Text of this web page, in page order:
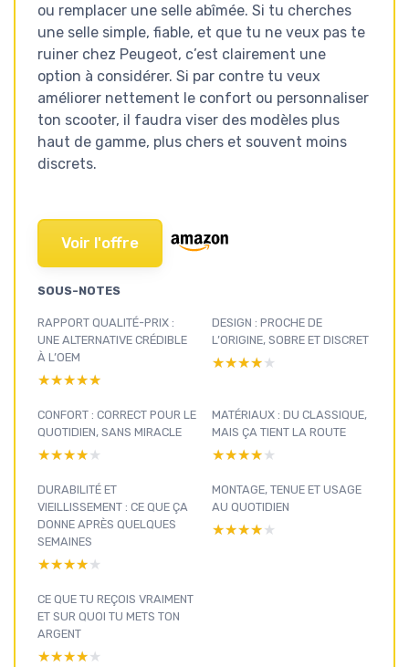
ou remplacer une selle abîmée. Si tu cherches
une selle simple, fiable, et que tu ne veux pas te
ruiner chez Peugeot, c’est clairement une
option à considérer. Si par contre tu veux
améliorer nettement le confort ou personnaliser
ton scooter, il faudra viser des modèles plus
haut de gamme, plus chers et souvent moins
discrets.
Voir l'offre
SOUS-NOTES
RAPPORT QUALITÉ-PRIX :
UNE ALTERNATIVE CRÉDIBLE
À L’OEM
★★★★★
★★★★★
DESIGN : PROCHE DE
L’ORIGINE, SOBRE ET DISCRET
★★★★★
★★★★★
CONFORT : CORRECT POUR LE
QUOTIDIEN, SANS MIRACLE
★★★★★
★★★★★
MATÉRIAUX : DU CLASSIQUE,
MAIS ÇA TIENT LA ROUTE
★★★★★
★★★★★
DURABILITÉ ET
VIEILLISSEMENT : CE QUE ÇA
DONNE APRÈS QUELQUES
SEMAINES
★★★★★
★★★★★
MONTAGE, TENUE ET USAGE
AU QUOTIDIEN
★★★★★
★★★★★
CE QUE TU REÇOIS VRAIMENT
ET SUR QUOI TU METS TON
ARGENT
★★★★★
★★★★★